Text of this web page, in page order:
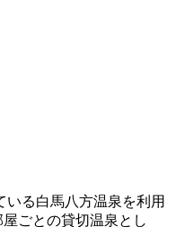
る白馬八方温泉を利用
ごとの貸切温泉とし